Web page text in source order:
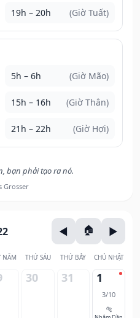
19h – 20h (Giờ Tuất)
5h – 6h (Giờ Mão)
15h – 16h (Giờ Thân)
21h – 22h (Giờ Hợi)
bạn phải tạo ra nó.
Grosser
NĂM THỨ SÁU THỨ BẢY CHỦ NHẬT
30 31 1
3/10
🐅